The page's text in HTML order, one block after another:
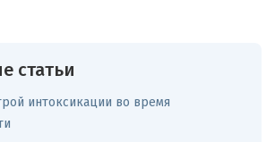
статьи
интоксикации во время